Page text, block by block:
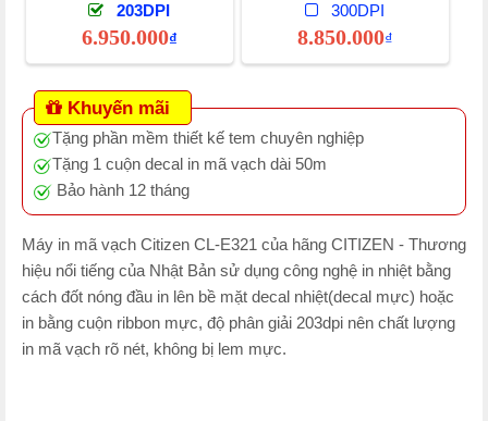
203DPI
6.950.000₫
300DPI
8.850.000₫
Khuyến mãi
Tặng phần mềm thiết kế tem chuyên nghiệp
Tặng 1 cuộn decal in mã vạch dài 50m
Bảo hành 12 tháng
Máy in mã vạch Citizen CL-E321 của hãng CITIZEN - Thương
hiệu nổi tiếng của Nhật Bản sử dụng công nghệ in nhiệt bằng
cách đốt nóng đầu in lên bề mặt decal nhiệt(decal mực) hoặc
in bằng cuộn ribbon mực, độ phân giải 203dpi nên chất lượng
in mã vạch rõ nét, không bị lem mực.